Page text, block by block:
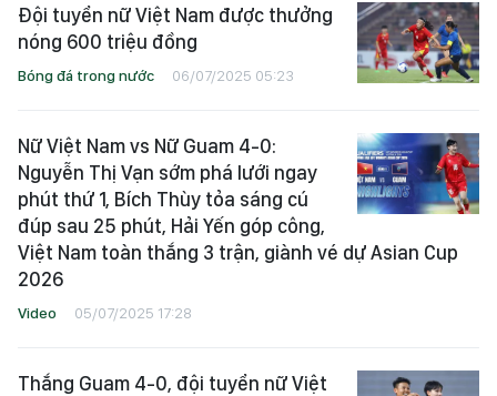
Đội tuyển nữ Việt Nam được thưởng
nóng 600 triệu đồng
Bóng đá trong nước 06/07/2025 05:23
Nữ Việt Nam vs Nữ Guam 4-0:
Nguyễn Thị Vạn sớm phá lưới ngay
phút thứ 1, Bích Thùy tỏa sáng cú
đúp sau 25 phút, Hải Yến góp công,
Việt Nam toàn thắng 3 trận, giành vé dự Asian Cup
2026
Video 05/07/2025 17:28
Thắng Guam 4-0, đội tuyển nữ Việt